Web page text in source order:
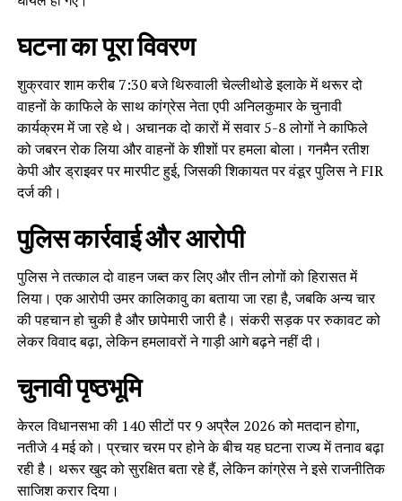
घटना का पूरा विवरण
शुक्रवार शाम करीब 7:30 बजे थिरुवाली चेल्लीथोडे इलाके में थरूर दो
वाहनों के काफिले के साथ कांग्रेस नेता एपी अनिलकुमार के चुनावी
कार्यक्रम में जा रहे थे। अचानक दो कारों में सवार 5-8 लोगों ने काफिले
को जबरन रोक लिया और वाहनों के शीशों पर हमला बोला। गनमैन रतीश
केपी और ड्राइवर पर मारपीट हुई, जिसकी शिकायत पर वंडूर पुलिस ने FIR
दर्ज की।
पुलिस कार्रवाई और आरोपी
पुलिस ने तत्काल दो वाहन जब्त कर लिए और तीन लोगों को हिरासत में
लिया। एक आरोपी उमर कालिकावु का बताया जा रहा है, जबकि अन्य चार
की पहचान हो चुकी है और छापेमारी जारी है। संकरी सड़क पर रुकावट को
लेकर विवाद बढ़ा, लेकिन हमलावरों ने गाड़ी आगे बढ़ने नहीं दी।
चुनावी पृष्ठभूमि
केरल विधानसभा की 140 सीटों पर 9 अप्रैल 2026 को मतदान होगा,
नतीजे 4 मई को। प्रचार चरम पर होने के बीच यह घटना राज्य में तनाव बढ़ा
रही है। थरूर खुद को सुरक्षित बता रहे हैं, लेकिन कांग्रेस ने इसे राजनीतिक
साजिश करार दिया।